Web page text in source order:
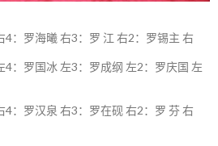
：罗海曦 右3：罗 江 右2：罗锡主 右
：罗国冰 左3：罗成纲 左2：罗庆国 左
：罗汉泉 右3：罗在砚 右2：罗 芬 右